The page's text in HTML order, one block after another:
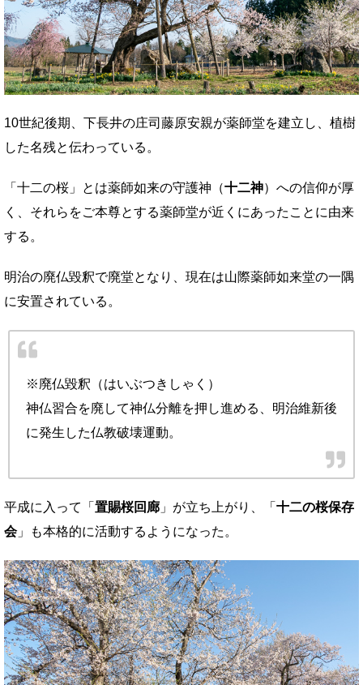
10世紀後期、下長井の庄司藤原安親が薬師堂を建立し、植樹
した名残と伝わっている。
「十二の桜」とは薬師如来の守護神（十二神）への信仰が厚
く、それらをご本尊とする薬師堂が近くにあったことに由来
する。
明治の廃仏毀釈で廃堂となり、現在は山際薬師如来堂の一隅
に安置されている。
※廃仏毀釈（はいぶつきしゃく）
神仏習合を廃して神仏分離を押し進める、明治維新後
に発生した仏教破壊運動。
平成に入って「 置賜桜回廊 」が立ち上がり、「 十二の桜保存
会」も本格的に活動するようになった。